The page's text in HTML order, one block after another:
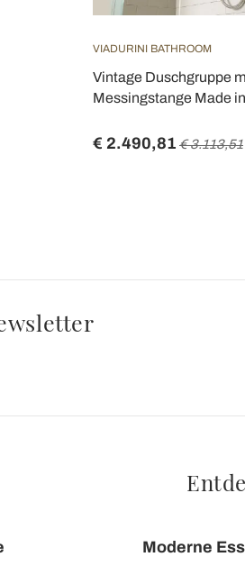
VIADURINI BATHROOM
Vintage Duschgruppe
Messingstange Made
€ 2.490,81 € 3.113,51
Moderne